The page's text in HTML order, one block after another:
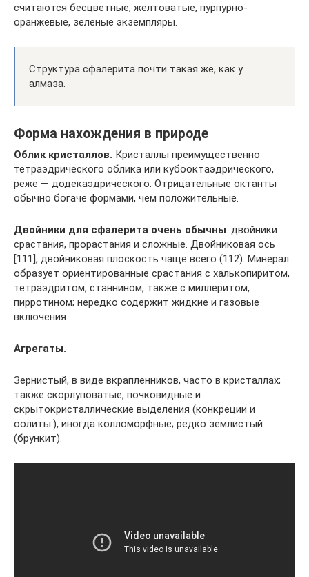
считаются бесцветные, желтоватые, пурпурно-
оранжевые, зеленые экземпляры.
Структура сфалерита почти такая же, как у
алмаза.
Форма нахождения в природе
Облик кристаллов. Кристаллы преимущественно
тетраэдрического облика или кубооктаэдрического,
реже — додекаэдрического. Отрицательные октанты
обычно богаче формами, чем положительные.
Двойники для сфалерита очень обычны: двойники
срастания, прорастания и сложные. Двойниковая ось
[111], двойниковая плоскость чаще всего (112). Минерал
образует ориентированные срастания с халькопиритом,
тетраэдритом, станнином, также с миллеритом,
пирротином; нередко содержит жидкие и газовые
включения.
Агрегаты.
Зернистый, в виде вкрапленников, часто в кристаллах;
также скорлуповатые, почковидные и
скрытокристаллические выделения (конкреции и
оолиты.), иногда колломорфные; редко землистый
(брункит).